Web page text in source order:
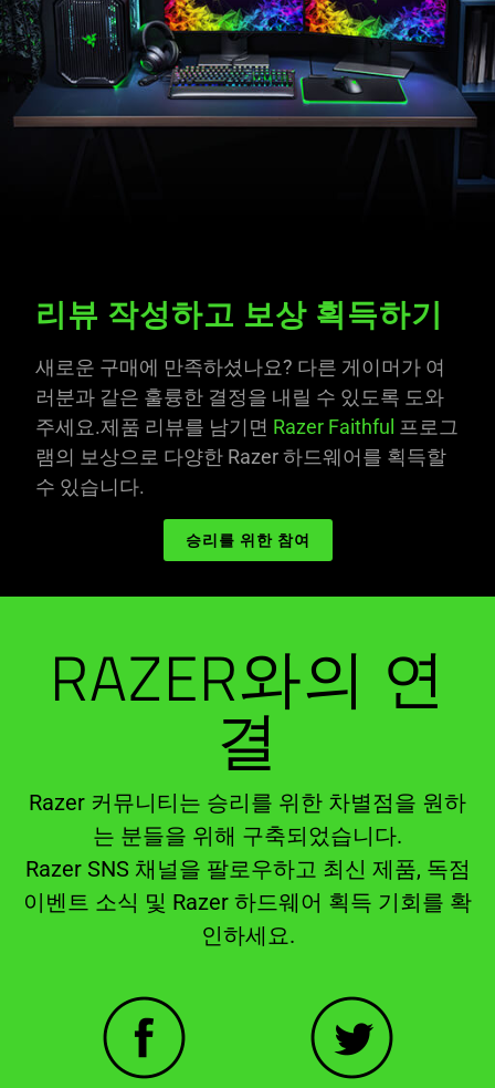
리뷰 작성하고 보상 획득하기
새로운 구매에 만족하셨나요? 다른 게이머가 여
러분과 같은 훌륭한 결정을 내릴 수 있도록 도와
주세요.제품 리뷰를 남기면 Razer Faithful 프로그
램의 보상으로 다양한 Razer 하드웨어를 획득할
수 있습니다.
승리를 위한 참여
RAZER와의 연
결
Razer 커뮤니티는 승리를 위한 차별점을 원하
는 분들을 위해 구축되었습니다.
Razer SNS 채널을 팔로우하고 최신 제품, 독점
이벤트 소식 및 Razer 하드웨어 획득 기회를 확
인하세요.